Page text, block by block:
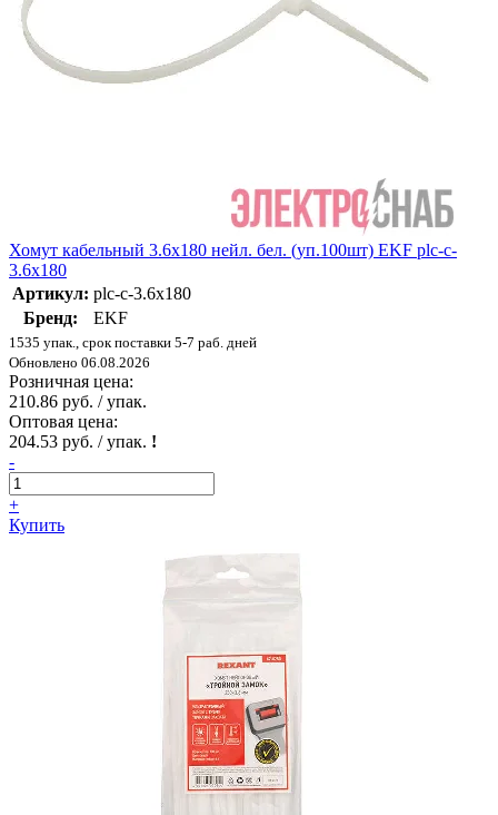
Хомут кабельный 3.6х180 нейл. бел. (уп.100шт) EKF plc-c-
3.6x180
Артикул: plc-c-3.6x180
Бренд:
EKF
1535 упак., срок поставки 5-7 раб. дней
Обновлено 06.08.2026
Розничная цена:
210.86 руб. / упак.
Оптовая цена:
204.53 руб. / упак. !
-
+
Купить